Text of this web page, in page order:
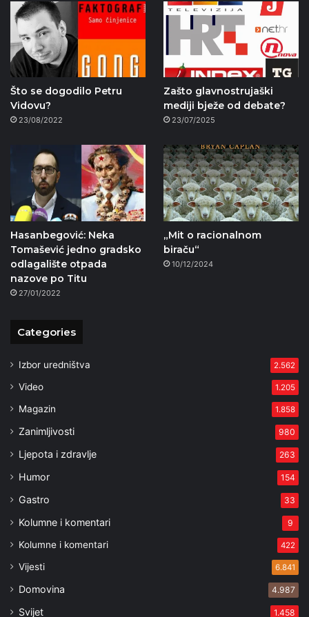
Što se dogodilo Petru
Vidovu?
23/08/2022
Zašto glavnostrujaški
mediji bježe od debate?
23/07/2025
Hasanbegović: Neka
Tomašević jedno gradsko
odlagalište otpada
nazove po Titu
27/01/2022
„Mit o racionalnom
biraču“
10/12/2024
Categories
Izbor uredništva 2.562
Video 1.205
Magazin 1.858
Zanimljivosti 980
Ljepota i zdravlje 263
Humor 154
Gastro 33
Kolumne i komentari 9
Kolumne i komentari 422
Vijesti 6.841
Domovina 4.987
Svijet 1.458